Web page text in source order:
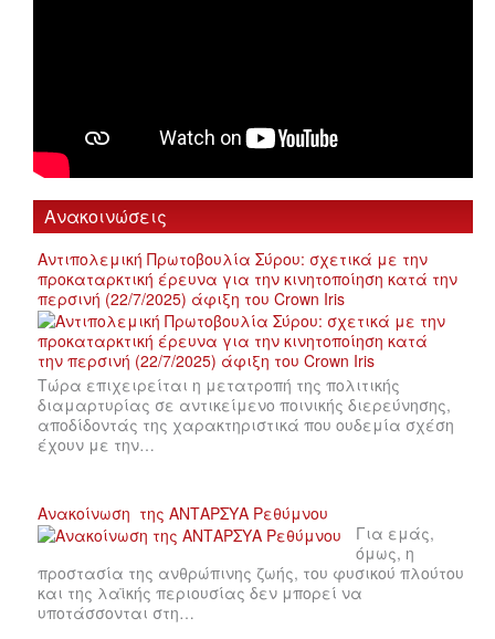
Ανακοινώσεις
Αντιπολεμική Πρωτοβουλία Σύρου: σχετικά με την
προκαταρκτική έρευνα για την κινητοποίηση κατά την
περσινή (22/7/2025) άφιξη του Crown Iris
Τώρα επιχειρείται η μετατροπή της πολιτικής
διαμαρτυρίας σε αντικείμενο ποινικής διερεύνησης,
αποδίδοντάς της χαρακτηριστικά που ουδεμία σχέση
έχουν με την…
Ανακοίνωση της ΑΝΤΑΡΣΥΑ Ρεθύμνου
Για εμάς,
όμως, η
προστασία της ανθρώπινης ζωής, του φυσικού πλούτου
και της λαϊκής περιουσίας δεν μπορεί να
υποτάσσονται στη…